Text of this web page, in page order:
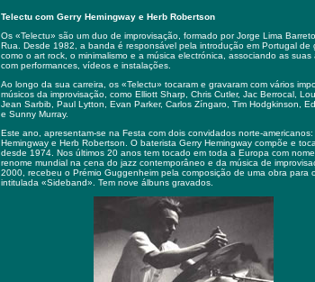
Telectu com Gerry Hemingway e Herb Robertson
Os «Telectu» são um duo de improvisação, formado por Jorge Lima
Rua. Desde 1982, a banda é responsável pela introdução em Portugal de
como o art rock, o minimalismo e a música electrónica, associando as suas
com performances, vídeos e instalações.
Ao longo da sua carreira, os «Telectu» tocaram e gravaram com vários
músicos da improvisação, como Elliott Sharp, Chris Cutler, Jac Berrocal,
Jean Sarbib, Paul Lytton, Evan Parker, Carlos Zíngaro, Tim Hodgkinson,
e Sunny Murray.
Este ano, apresentam-se na Festa com dois convidados norte-americanos:
Hemingway e Herb Robertson. O baterista Gerry Hemingway compõe e
desde 1974. Nos últimos 20 anos tem tocado em toda a Europa com
renome mundial na cena do jazz contemporâneo e da música de
2000, recebeu o Prémio Guggenheim pela composição de uma obra para
intitulada «Sideband». Tem nove álbuns gravados.